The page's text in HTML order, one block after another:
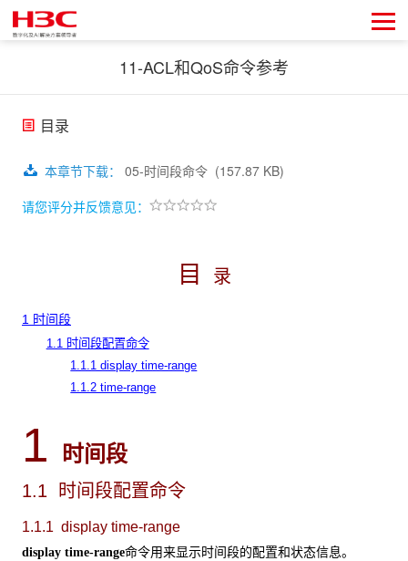
11-ACL和QoS命令参考
目录
本章节下载： 05-时间段命令 (157.87 KB)
请您评分并反馈意见：
目 录
1 时间段
1.1 时间段配置命令
1.1.1 display time-range
1.1.2 time-range
1 时间段
1.1 时间段配置命令
1.1.1 display time-range
display time-range命令用来显示时间段的配置和状态信息。